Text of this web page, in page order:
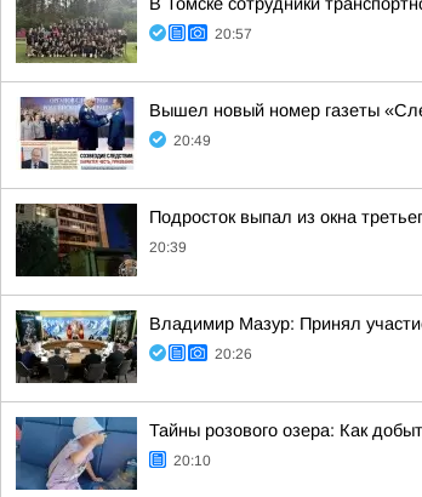
20:57
Вышел новый номер газеты
20:49
Подросток выпал из окна
20:39
Владимир Мазур: Принял
20:26
Тайны розового озера: Как
20:10